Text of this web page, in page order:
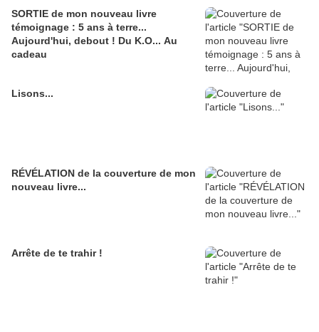
SORTIE de mon nouveau livre
témoignage : 5 ans à terre...
Aujourd'hui, debout ! Du K.O... Au
cadeau
Lisons...
RÉVÉLATION de la couverture de mon
nouveau livre...
Arrête de te trahir !